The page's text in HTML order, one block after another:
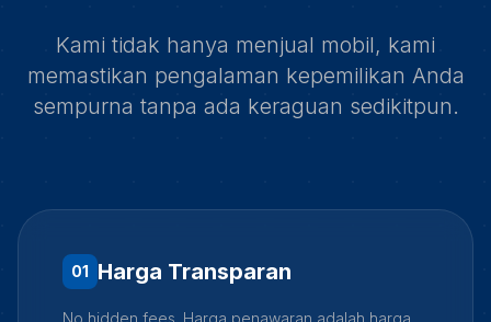
Kami tidak hanya menjual mobil, kami
memastikan pengalaman kepemilikan Anda
sempurna tanpa ada keraguan sedikitpun.
01 Harga Transparan